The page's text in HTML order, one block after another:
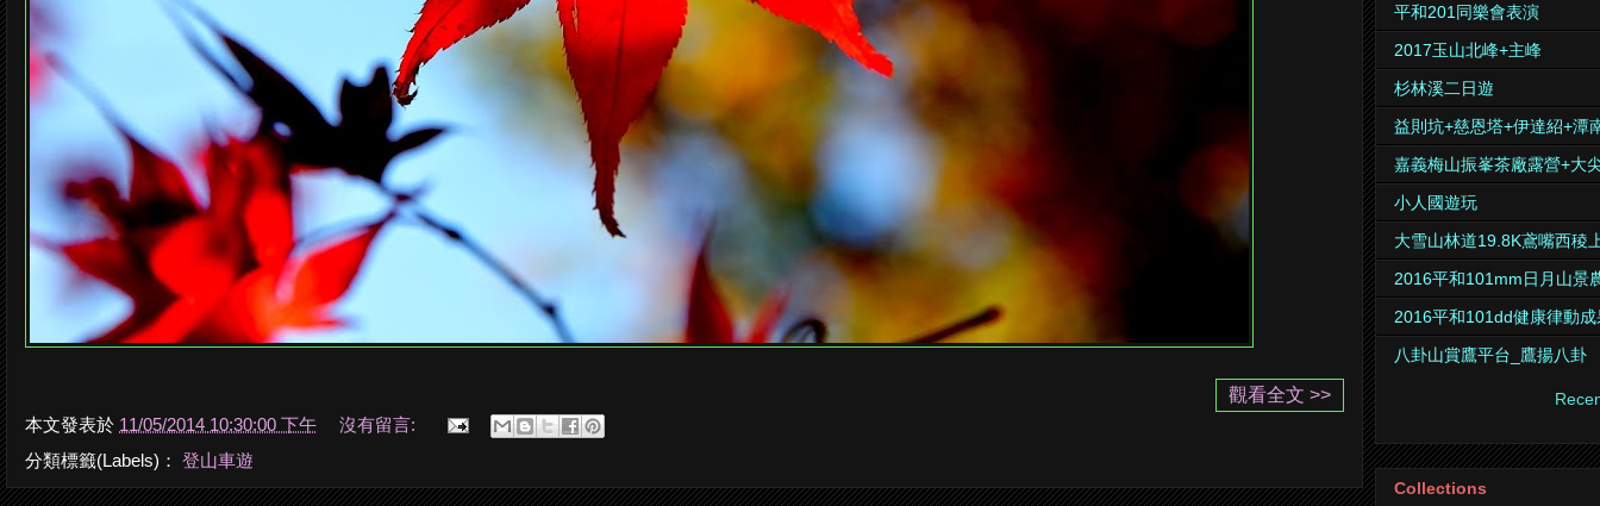
觀看全文 >>
本文發表於 11/05/2014 10:30:00 下午
沒有留言:
分類標籤(Labels)： 登山車遊
平和201同樂會表演
2017玉山北峰+主峰
杉林溪二日遊
益則坑+慈恩塔+伊達紹+潭
嘉義梅山振峯茶廠露營+大
小人國遊玩
大雪山林道19.8K鳶嘴西稜
2016平和101mm日月山景
2016平和101dd健康律動
八卦山賞鷹平台_鷹揚八卦
Collections